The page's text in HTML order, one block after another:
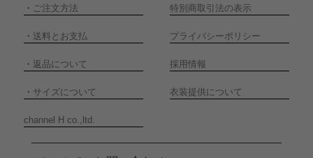
・ ご注文方法 特別商取引法の表示
・ 送料とお支払 プライバシーポリシー
・ 返品について 採用情報
・ サイズについて 衣装提供について
channel H co.,ltd.